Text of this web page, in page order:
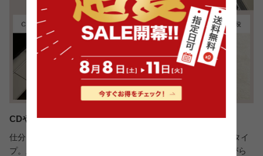
CDやDVDなどもすっきり収納できる引き出し2段
仕分けができる2杯の引き出しを備え付けた【引き出し2段】タイ
プ。上段は高さ16.5cmでCDやDVDなどをタイトルを見せながら